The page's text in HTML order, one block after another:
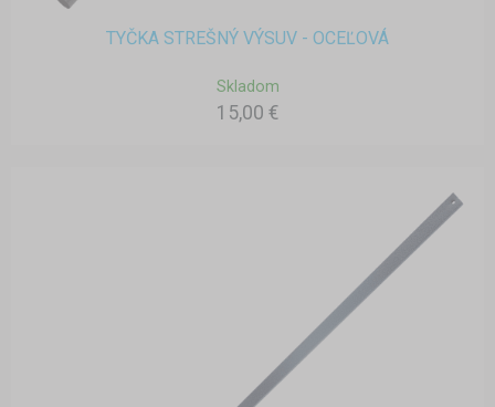
TYČKA STREŠNÝ VÝSUV - OCEĽOVÁ
Skladom
15,00 €